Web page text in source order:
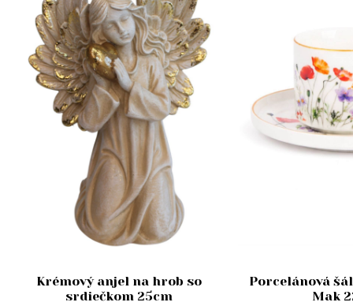
Krémový anjel na hrob so
srdiečkom 25cm
Porcelánová
Mak